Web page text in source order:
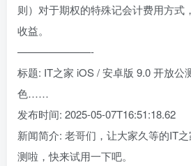
则）对于期权的特殊记会计费用方式
收益。
———————-
标题: IT之家 iOS / 安卓版 9.0 开放公
色……
发布时间: 2025-05-07T16:51:18.62
新闻简介: 老哥们，让大家久等的IT
测啦，快来试用一下吧。